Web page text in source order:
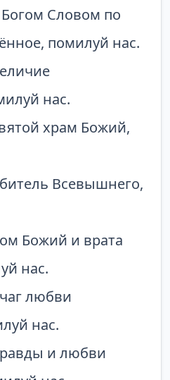
Словом по
помилуй нас.
нас.
храм Божий,
Всевышнего,
Божий и врата
нас.
любви
нас.
и любви